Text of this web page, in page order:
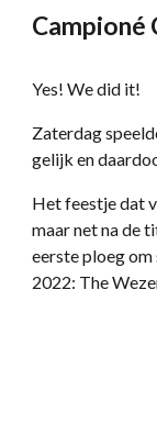
Campioné
Yes! We did it!
Zaterdag
gelijk en
Het feestje dat
maar net na de
eerste ploeg om
2022: The